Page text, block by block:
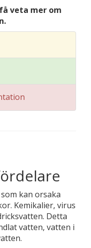
veta mer om
kan orsaka
Kemikalier, virus
Detta
vatten, vatten i